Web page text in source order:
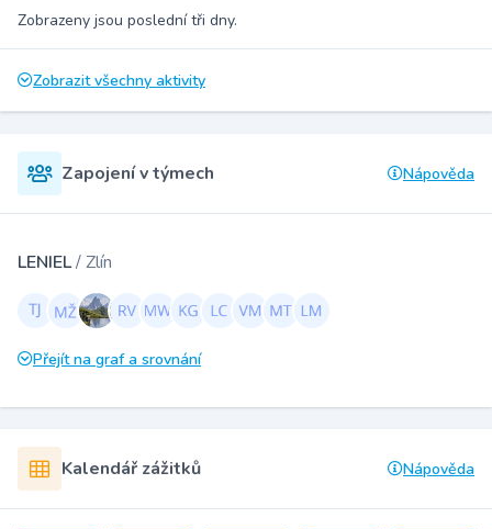
Zobrazeny jsou poslední tři dny.
Zobrazit všechny aktivity
Zapojení v týmech Nápověda
LENIEL/ Zlín
Přejít na graf a srovnání
Kalendář zážitků Nápověda